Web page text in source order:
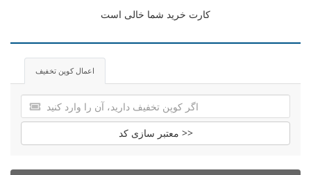
کارت خرید شما خالی است
اعمال کوپن تخفیف
معتبر سازی کد >>